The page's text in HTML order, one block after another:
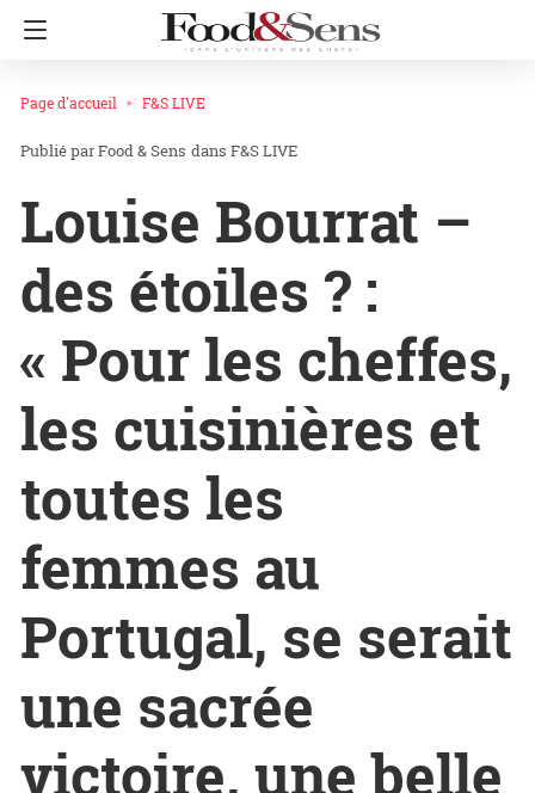
Page d'accueil F&S LIVE
Food & Sens dans F&S LIVE
Louise Bourrat –
des étoiles ? :
« Pour les cheffes,
les cuisinières et
toutes les
femmes au
Portugal, se serait
une sacrée
victoire, une belle